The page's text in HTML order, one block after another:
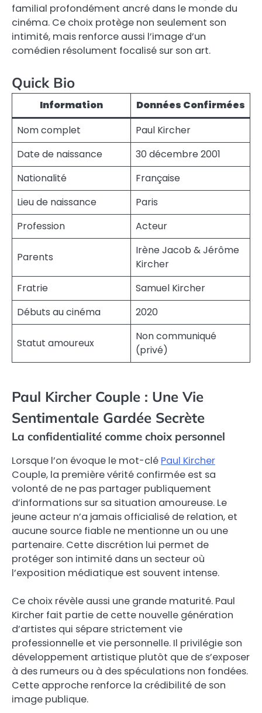
familial profondément ancré dans le monde du
cinéma. Ce choix protège non seulement son
intimité, mais renforce aussi l’image d’un
comédien résolument focalisé sur son art.
Quick Bio
Information
Données Confirmées
Nom complet
Paul Kircher
Date de naissance
30 décembre 2001
Nationalité
Française
Lieu de naissance
Paris
Profession
Acteur
Parents
Irène Jacob & Jérôme
Kircher
Fratrie
Samuel Kircher
Débuts au cinéma
2020
Statut amoureux
Non communiqué
(privé)
Paul Kircher Couple : Une Vie
Sentimentale Gardée Secrète
La confidentialité comme choix personnel
Lorsque l’on évoque le mot-clé Paul Kircher
Couple, la première vérité confirmée est sa
volonté de ne pas partager publiquement
d’informations sur sa situation amoureuse. Le
jeune acteur n’a jamais officialisé de relation, et
aucune source fiable ne mentionne un ou une
partenaire. Cette discrétion lui permet de
protéger son intimité dans un secteur où
l’exposition médiatique est souvent intense.
Ce choix révèle aussi une grande maturité. Paul
Kircher fait partie de cette nouvelle génération
d’artistes qui sépare strictement vie
professionnelle et vie personnelle. Il privilégie son
développement artistique plutôt que de s’exposer
à des rumeurs ou à des spéculations non fondées.
Cette approche renforce la crédibilité de son
image publique.